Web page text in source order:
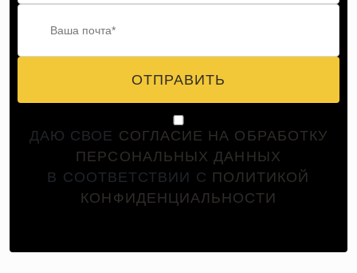
ОТПРАВИТЬ
ДАЮ СВОЕ СОГЛАСИЕ НА ОБРАБОТКУ
ПЕРСОНАЛЬНЫХ ДАННЫХ
В СООТВЕТСТВИИ С ПОЛИТИКОЙ
КОНФИДЕНЦИАЛЬНОСТИ